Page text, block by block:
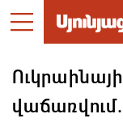
վաճառվում.